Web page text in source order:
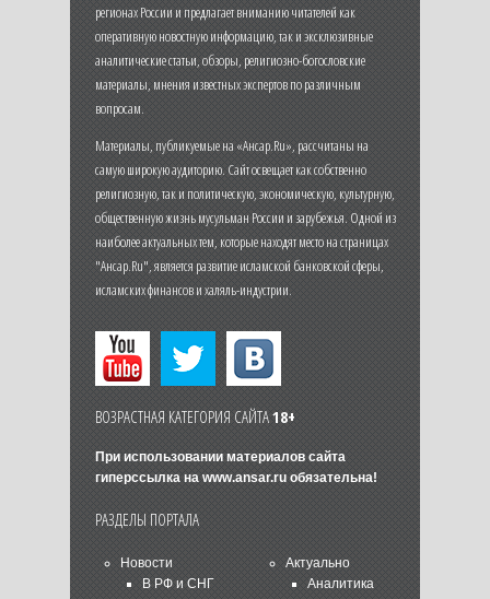
регионах России и предлагает вниманию читателей как
оперативную новостную информацию, так и эксклюзивные
аналитические статьи, обзоры, религиозно-богословские
материалы, мнения известных экспертов по различным
вопросам.
Материалы, публикуемые на «Ансар.Ru», рассчитаны на
самую широкую аудиторию. Сайт освещает как собственно
религиозную, так и политическую, экономическую, культурную,
общественную жизнь мусульман России и зарубежья. Одной из
наиболее актуальных тем, которые находят место на страницах
"Ансар.Ru", является развитие исламской банковской сферы,
исламских финансов и халяль-индустрии.
ВОЗРАСТНАЯ КАТЕГОРИЯ САЙТА18+
При использовании материалов сайта
гиперссылка на www.ansar.ruобязательна!
РАЗДЕЛЫ ПОРТАЛА
Новости
В РФ и СНГ
Актуально
Аналитика